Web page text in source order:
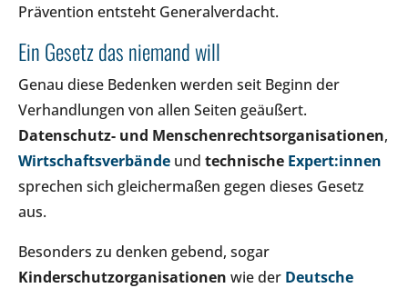
Prävention entsteht Generalverdacht.
Ein Gesetz das niemand will
Genau diese Bedenken werden seit Beginn der
Verhandlungen von allen Seiten geäußert.
Datenschutz- und Menschenrechtsorganisationen,
Wirtschaftsverbände und technische Expert:innen
sprechen sich gleichermaßen gegen dieses Gesetz
aus.
Besonders zu denken gebend, sogar
Kinderschutzorganisationen wie der Deutsche